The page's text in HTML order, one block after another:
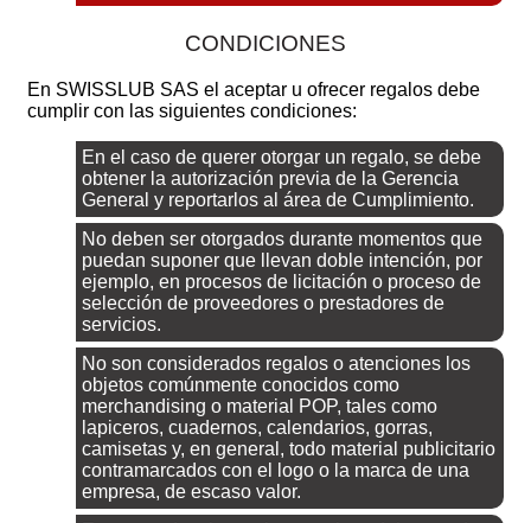
CONDICIONES
En SWISSLUB SAS el aceptar u ofrecer regalos debe
cumplir con las siguientes condiciones:
En el caso de querer otorgar un regalo, se debe
obtener la autorización previa de la Gerencia
General y reportarlos al área de Cumplimiento.
No deben ser otorgados durante momentos que
puedan suponer que llevan doble intención, por
ejemplo, en procesos de licitación o proceso de
selección de proveedores o prestadores de
servicios.
No son considerados regalos o atenciones los
objetos comúnmente conocidos como
merchandising o material POP, tales como
lapiceros, cuadernos, calendarios, gorras,
camisetas y, en general, todo material publicitario
contramarcados con el logo o la marca de una
empresa, de escaso valor.